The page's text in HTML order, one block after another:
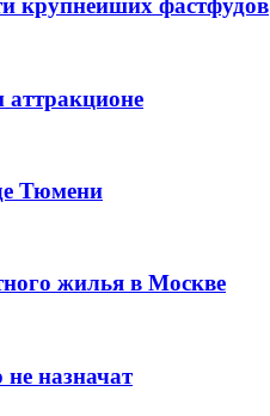
крупнейших фастфудов
аттракционе
Тюмени
жилья в Москве
назначат